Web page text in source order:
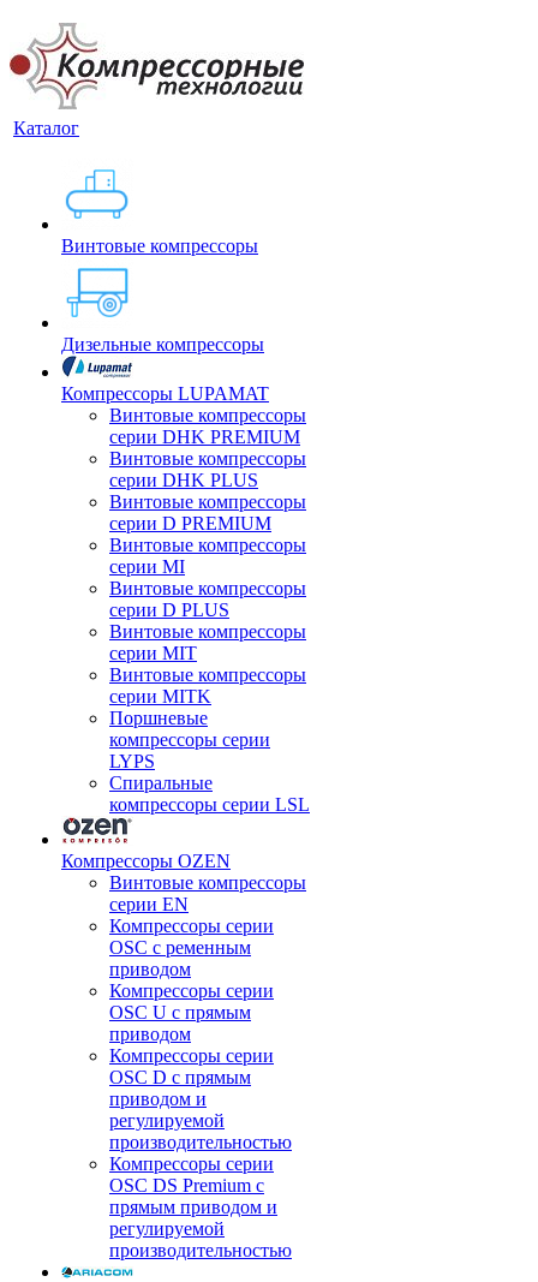
Каталог
Винтовые компрессоры
Дизельные компрессоры
Компрессоры LUPAMAT
Винтовые компрессоры
серии DHK PREMIUM
Винтовые компрессоры
серии DHK PLUS
Винтовые компрессоры
серии D PREMIUM
Винтовые компрессоры
серии MI
Винтовые компрессоры
серии D PLUS
Винтовые компрессоры
серии MIT
Винтовые компрессоры
серии MITK
Поршневые
компрессоры серии
LYPS
Спиральные
компрессоры серии LSL
Компрессоры OZEN
Винтовые компрессоры
серии EN
Компрессоры серии
OSC с ременным
приводом
Компрессоры серии
OSC U с прямым
приводом
Компрессоры серии
OSC D с прямым
приводом и
регулируемой
производительностью
Компрессоры серии
OSC DS Premium с
прямым приводом и
регулируемой
производительностью